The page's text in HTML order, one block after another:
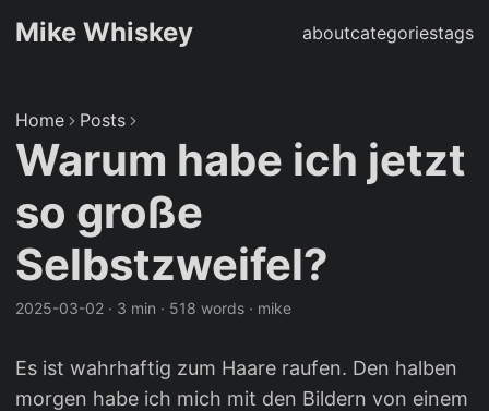
Mike Whiskey aboutcategoriestags
Home Posts
Warum habe ich jetzt
so große
Selbstzweifel?
2025-03-02 · 3 min · 518 words · mike
Es ist wahrhaftig zum Haare raufen. Den halben
morgen habe ich mich mit den Bildern von einem